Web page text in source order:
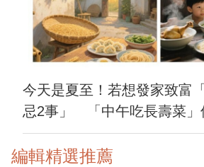
今天是夏至！若想發家致富
忌2事」 「中午吃長壽菜」
編輯精選推薦